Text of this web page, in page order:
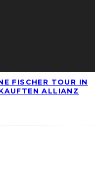
FISCHER TOUR IN
ALLIANZ